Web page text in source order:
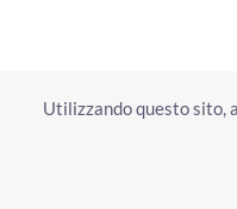
Realizzato
Utilizzando questo sito,